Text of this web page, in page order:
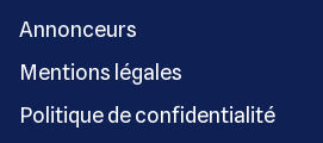
Annonceurs
Mentions légales
Politique de confidentialité